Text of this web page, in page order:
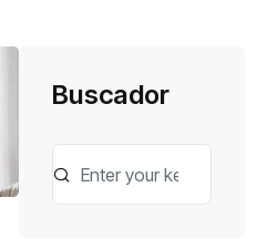
Buscador